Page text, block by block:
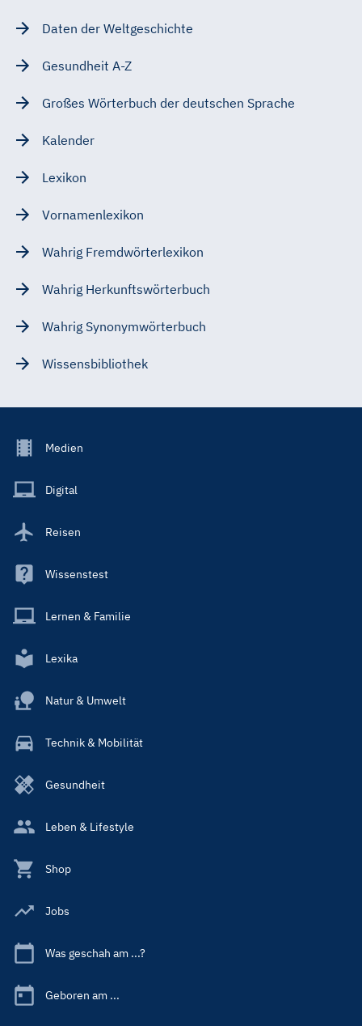
Daten der Weltgeschichte
Gesundheit A-Z
Großes Wörterbuch der deutschen Sprache
Kalender
Lexikon
Vornamenlexikon
Wahrig Fremdwörterlexikon
Wahrig Herkunftswörterbuch
Wahrig Synonymwörterbuch
Wissensbibliothek
Footer
Main
Medien
Digital
Reisen
Wissenstest
Lernen & Familie
Lexika
Natur & Umwelt
Technik & Mobilität
Gesundheit
Leben & Lifestyle
Shop
Jobs
Was geschah am ...?
Geboren am ...